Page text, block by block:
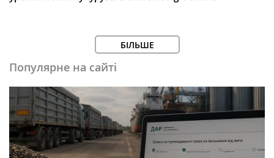
БІЛЬШЕ
Популярне на сайті